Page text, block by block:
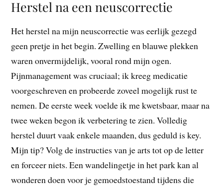
Herstel na een neuscorrectie
Het herstel na mijn neuscorrectie was eerlijk gezegd
geen pretje in het begin. Zwelling en blauwe plekken
waren onvermijdelijk, vooral rond mijn ogen.
Pijnmanagement was cruciaal; ik kreeg medicatie
voorgeschreven en probeerde zoveel mogelijk rust te
nemen. De eerste week voelde ik me kwetsbaar, maar na
twee weken begon ik verbetering te zien. Volledig
herstel duurt vaak enkele maanden, dus geduld is key.
Mijn tip? Volg de instructies van je arts tot op de letter
en forceer niets. Een wandelingetje in het park kan al
wonderen doen voor je gemoedstoestand tijdens die